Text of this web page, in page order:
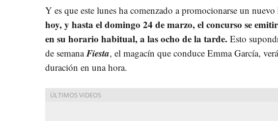
Y es que este lunes ha comenzado a promocionarse un
hoy, y hasta el domingo 24 de marzo, el concurso se
en su horario habitual, a las ocho de la tarde. Esto
de semanaFiesta, el magacín que conduce Emma García,
duración en una hora.